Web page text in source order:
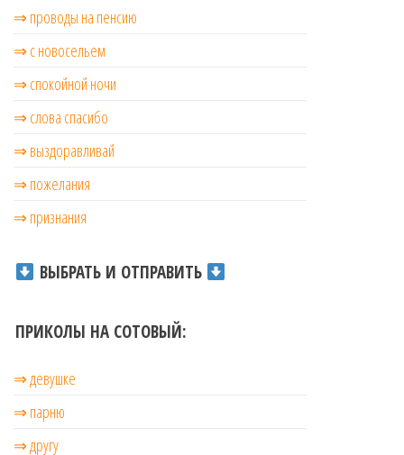
⇒ проводы на пенсию
⇒ с новосельем
⇒ cпокойной ночи
⇒ слова спасибо
⇒ выздоравливай
⇒ пожелания
⇒ признания
ВЫБРАТЬ И ОТПРАВИТЬ
ПРИКОЛЫ НА СОТОВЫЙ:
⇒ девушке
⇒ парню
⇒ другу